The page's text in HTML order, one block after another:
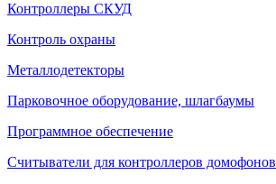
Контроллеры СКУД
Контроль охраны
Металлодетекторы
Парковочное оборудование, шлагбаумы
Программное обеспечение
Считыватели для контроллеров домофонов